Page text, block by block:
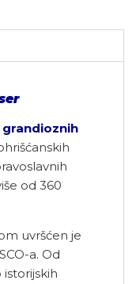
grandioznih
od 360
uvršćen je
a. Od